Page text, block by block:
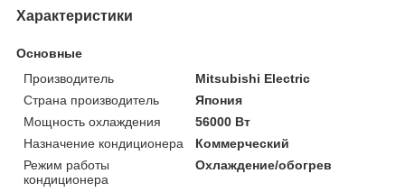
Характеристики
Основные
Производитель
Mitsubishi Electric
Страна производитель
Япония
Мощность охлаждения
56000 Вт
Назначение кондиционера
Коммерческий
Режим работы
кондиционера
Охлаждение/обогрев